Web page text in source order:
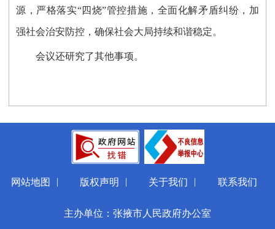
源，严格落实“四烧”管控措施，全面化解矛盾纠纷，加
强社会治安防控，确保社会大局持续和谐稳定。
会议还研究了其他事项。
网站地图 | 版权声明 | 关于我们 | 联系我们
主办单位：张掖市人民政府办公室